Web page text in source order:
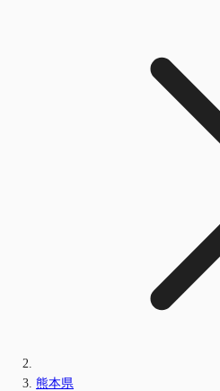
熊本県